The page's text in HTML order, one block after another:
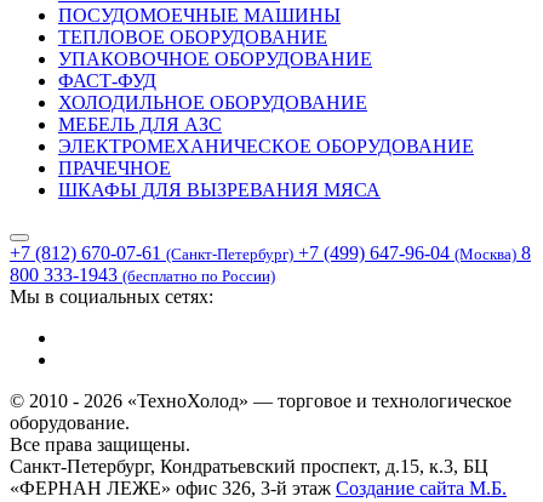
ПОСУДОМОЕЧНЫЕ МАШИНЫ
ТЕПЛОВОЕ ОБОРУДОВАНИЕ
УПАКОВОЧНОЕ ОБОРУДОВАНИЕ
ФАСТ-ФУД
ХОЛОДИЛЬНОЕ ОБОРУДОВАНИЕ
МЕБЕЛЬ ДЛЯ АЗС
ЭЛЕКТРОМЕХАНИЧЕСКОЕ ОБОРУДОВАНИЕ
ПРАЧЕЧНОЕ
ШКАФЫ ДЛЯ ВЫЗРЕВАНИЯ МЯСА
+7 (812) 670-07-61 (Санкт-Петербург) +7 (499) 647-96-04 (Москва) 8
800 333-1943 (бесплатно по России)
Мы в социальных сетях:
© 2010 - 2026 «ТехноХолод» — торговое и технологическое
оборудование.
Все права защищены.
Санкт-Петербург, Кондратьевский проспект, д.15, к.3, БЦ
«ФЕРНАН ЛЕЖЕ» офис 326, 3-й этаж Создание сайта М.Б.